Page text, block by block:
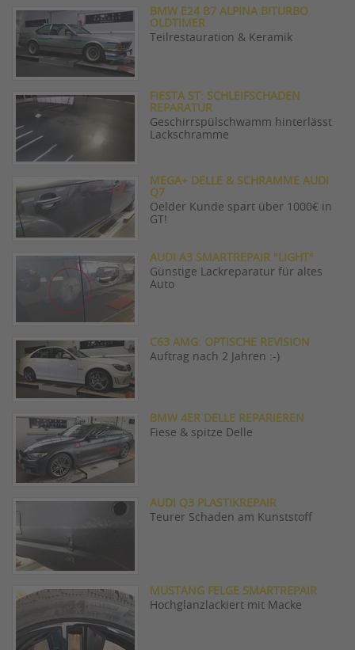
BMW E24 B7 ALPINA BITURBO
OLDTIMER
Teilrestauration & Keramik
FIESTA ST: SCHLEIFSCHADEN
REPARATUR
Geschirrspülschwamm hinterlässt
Lackschramme
MEGA+ DELLE & SCHRAMME AUDI
Q7
Oelder Kunde spart über 1000€ in
GT!
AUDI A3 SMARTREPAIR "LIGHT"
Günstige Lackreparatur für altes
Auto
C63 AMG: OPTISCHE REVISION
Auftrag nach 2 Jahren :-)
BMW 4ER DELLE REPARIEREN
Fiese & spitze Delle
AUDI Q3 PLASTIKREPAIR
Teurer Schaden am Kunststoff
MUSTANG FELGE SMARTREPAIR
Hochglanzlackiert mit Macke